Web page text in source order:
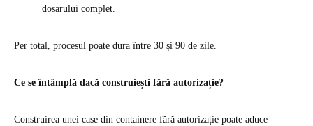
dosarului complet.
Per total, procesul poate dura între 30 și 90 de zile.
Ce se întâmplă dacă construiești fără autorizație?
Construirea unei case din containere fără autorizație poate aduce